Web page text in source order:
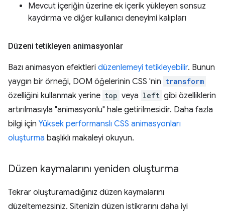
Mevcut içeriğin üzerine ek içerik yükleyen sonsuz
kaydırma ve diğer kullanıcı deneyimi kalıpları
Düzeni tetikleyen animasyonlar
Bazı animasyon efektleri düzenlemeyi tetikleyebilir. Bunun
yaygın bir örneği, DOM öğelerinin CSS 'nin transform
özelliğini kullanmak yerine top veya left gibi özelliklerin
artırılmasıyla "animasyonlu" hale getirilmesidir. Daha fazla
bilgi için Yüksek performanslı CSS animasyonları
oluşturma başlıklı makaleyi okuyun.
Düzen kaymalarını yeniden oluşturma
Tekrar oluşturamadığınız düzen kaymalarını
düzeltemezsiniz. Sitenizin düzen istikrarını daha iyi